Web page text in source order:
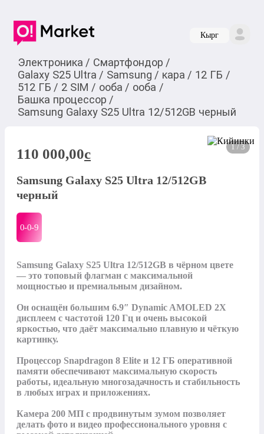
Кырг
Электроника / Смартфондор /
Galaxy S25 Ultra / Samsung / кара / 12 ГБ /
512 ГБ / 2 SIM / ооба / ооба /
Башка процессор /
Samsung Galaxy S25 Ultra 12/512GB черный
1 / 3
110 000,00c
Samsung Galaxy S25 Ultra 12/512GB
черный
0-0-9
Samsung Galaxy S25 Ultra 12/512GB в чёрном цвете
— это топовый флагман с максимальной
мощностью и премиальным дизайном.
Он оснащён большим 6.9″ Dynamic AMOLED 2X
дисплеем с частотой 120 Гц и очень высокой
яркостью, что даёт максимально плавную и чёткую
картинку.
Процессор Snapdragon 8 Elite и 12 ГБ оперативной
памяти обеспечивают максимальную скорость
работы, идеальную многозадачность и стабильность
в любых играх и приложениях.
Камера 200 МП с продвинутым зумом позволяет
делать фото и видео профессионального уровня с